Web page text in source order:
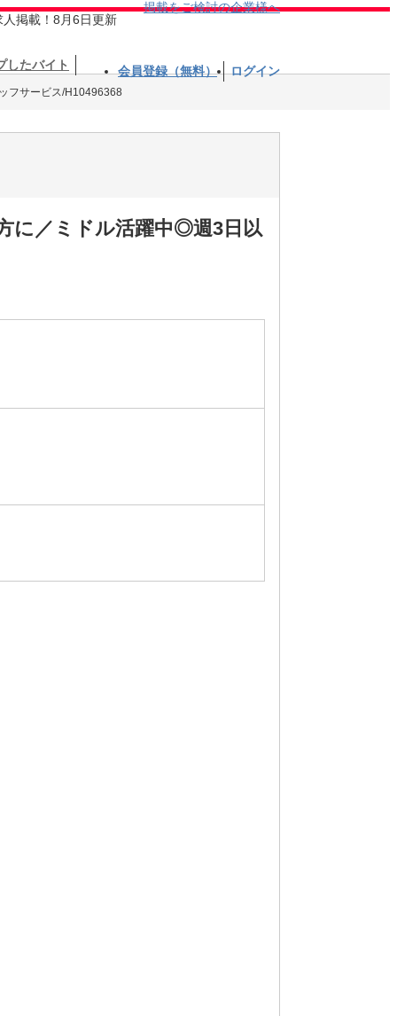
人掲載！8月6日更新
掲載をご検討の企業様へ
したバイト 会員登録（無料） ログイン
フサービス/H10496368
に／ミドル活躍中◎週3日以